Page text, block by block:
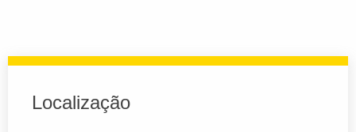
Localização